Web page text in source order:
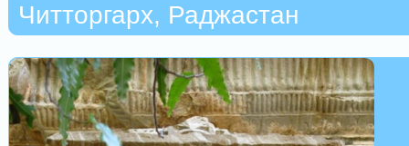
Читторгарх, Раджастан